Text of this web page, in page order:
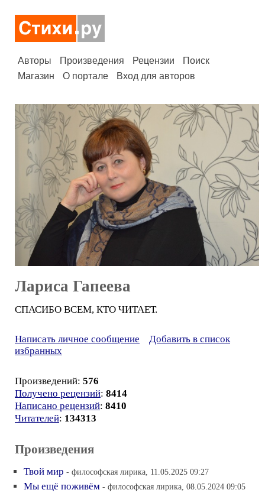
Авторы Произведения Рецензии
Поиск
Магазин
О портале Вход для авторов
Лариса Гапеева
СПАСИБО ВСЕМ, КТО ЧИТАЕТ.
Написать личное сообщение
Добавить в список
избранных
Произведений: 576
Получено рецензий: 8414
Написано рецензий: 8410
Читателей: 134313
Произведения
Твой мир - философская лирика, 11.05.2025 09:27
Мы ещё поживём - философская лирика, 08.05.2024 09:05